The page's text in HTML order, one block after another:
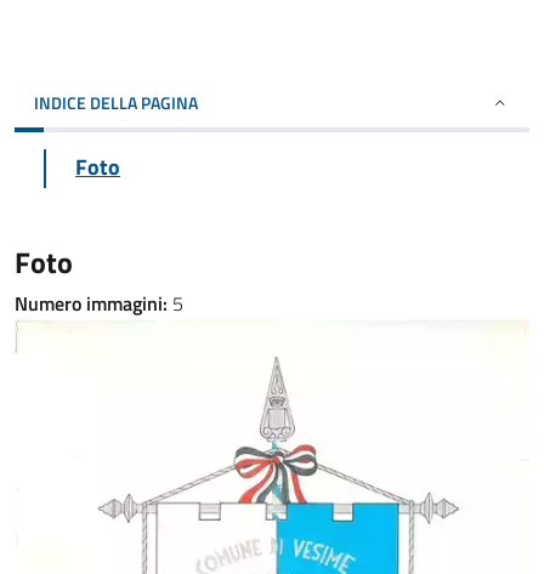
INDICE DELLA PAGINA
Foto
Foto
Numero immagini: 5